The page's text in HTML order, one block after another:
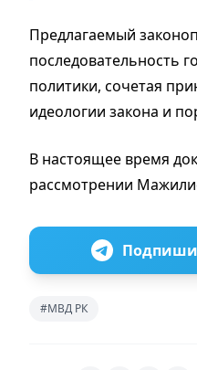
Предлагаемый
последовательность
политики, сочетая
идеологии закона и
В настоящее время
рассмотрении
#МВД РК